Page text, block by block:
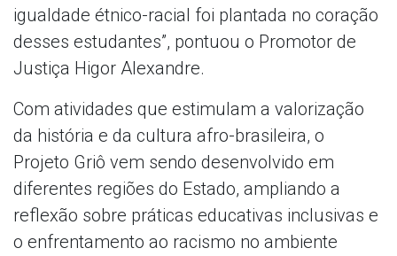
igualdade étnico-racial foi plantada no coração
desses estudantes”, pontuou o Promotor de
Justiça Higor Alexandre.
Com atividades que estimulam a valorização
da história e da cultura afro-brasileira, o
Projeto Griô vem sendo desenvolvido em
diferentes regiões do Estado, ampliando a
reflexão sobre práticas educativas inclusivas e
o enfrentamento ao racismo no ambiente